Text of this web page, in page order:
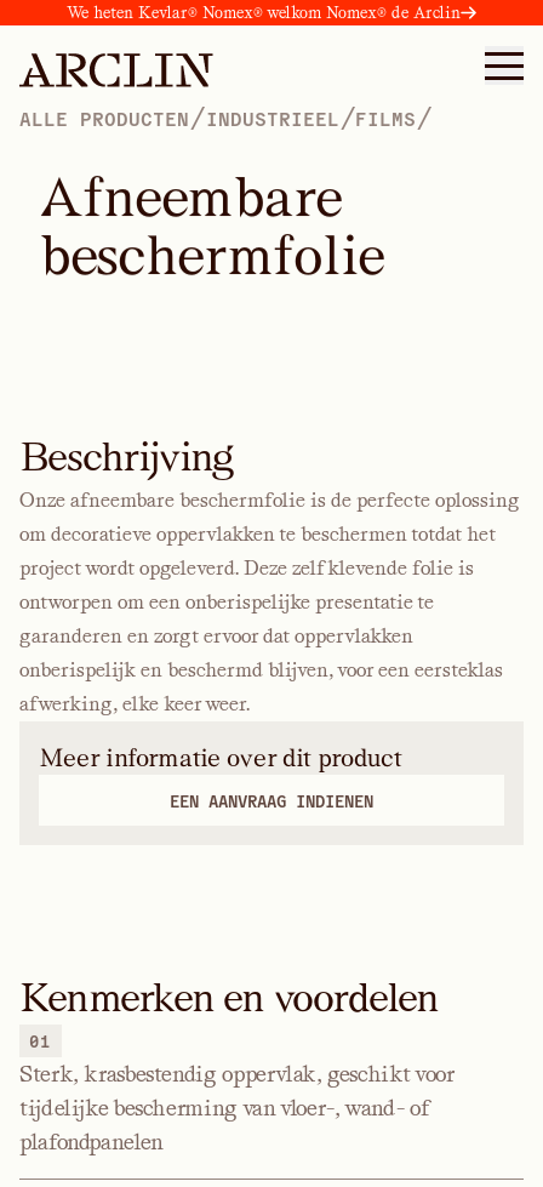
We heten Kevlar® Nomex® welkom Nomex® de Arclin
ALLE PRODUCTEN /INDUSTRIEEL /FILMS /
Afneembare
beschermfolie
Beschrijving
Onze afneembare beschermfolie is de perfecte oplossing
om decoratieve oppervlakken te beschermen totdat het
project wordt opgeleverd. Deze zelfklevende folie is
ontworpen om een onberispelijke presentatie te
garanderen en zorgt ervoor dat oppervlakken
onberispelijk en beschermd blijven, voor een eersteklas
afwerking, elke keer weer.
Meer informatie over dit product
EEN AANVRAAG INDIENEN
Kenmerken en voordelen
01
Sterk, krasbestendig oppervlak, geschikt voor
tijdelijke bescherming van vloer-, wand- of
plafondpanelen